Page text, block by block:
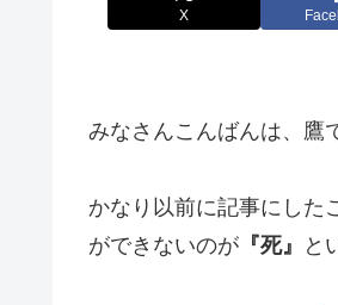
X
みなさんこんばんは、鷹
かなり以前に記事にした
ができないのが 『死』 と